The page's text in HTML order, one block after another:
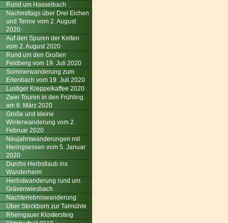
Rund um Hasselbach
Nachmittags über Drei Eichen
und Tenne vom 2. August
2020
Auf den Spuren der Kelten
vom 2. August 2020
Rund um den Großen
Feldberg vom 19. Juli 2020
Sommerwanderung zum
Erlenbach vom 19. Juli 2020
Lustiger Kreppelkaffee 2020
Zwei Touren in den Frühling
am 8. März 2020
Große und kleine
Winterwanderung vom 2.
Februar 2020
Neujahrswanderungen mit
Heringsessen vom 5. Januar
2020
Durchs Herbstlaub ins
Wanderheim
Herbstwanderung rund um
Grävenwiesbach
Nachterlebniswanderung
Über Stockborn zur Talmühle
Rheingauer Klostersteig